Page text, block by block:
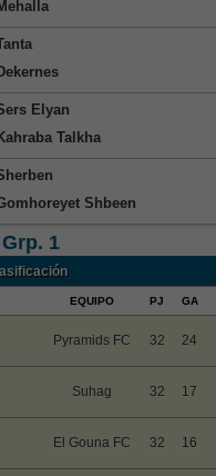
Elyan
Talkha
Shbeen
1
EQUIPO PJ GA
Pyramids FC 32 24
Suhag 32 17
El Gouna FC 32 16